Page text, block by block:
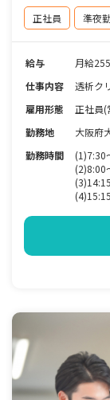
正社員 準夜
給与
月給
仕事内容
透析ク
雇用形態
正社員(
勤務地
大阪府
勤務時間
(1)7:30
(2)8:00